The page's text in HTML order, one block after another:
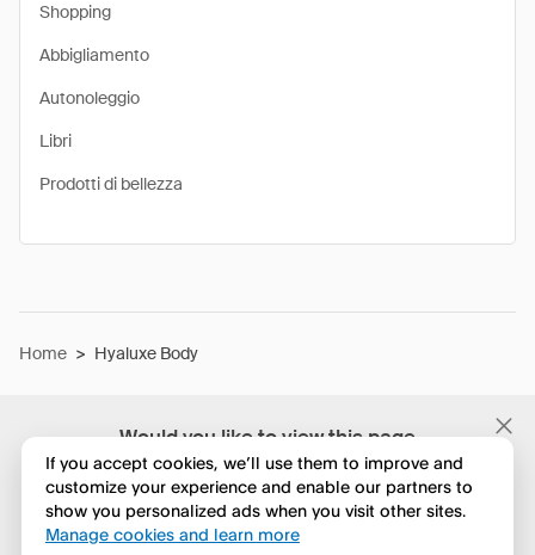
Would you like to view this page
in English?
No, continua a esplorare
Shopping
Abbigliamento
Autonoleggio
Libri
Prodotti di bellezza
Home > Hyaluxe Body
If you accept cookies, we’ll use them to improve and
customize your experience and enable our partners to
show you personalized ads when you visit other sites.
Manage cookies and learn more